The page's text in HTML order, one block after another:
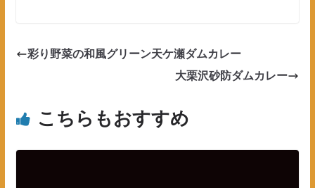
彩り野菜の和風グリーン天ケ瀬ダムカレー
大栗沢砂防ダムカレー
こちらもおすすめ